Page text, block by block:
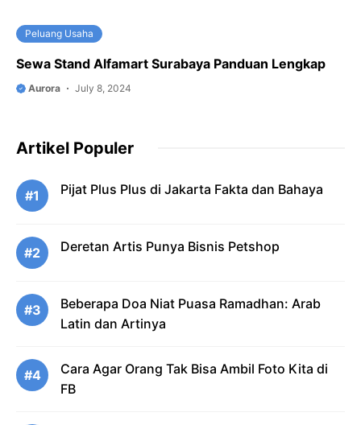
Peluang Usaha
Sewa Stand Alfamart Surabaya Panduan Lengkap
Aurora July 8, 2024
Artikel Populer
#1 Pijat Plus Plus di Jakarta Fakta dan Bahaya
#2 Deretan Artis Punya Bisnis Petshop
#3
Beberapa Doa Niat Puasa Ramadhan: Arab
Latin dan Artinya
#4
Cara Agar Orang Tak Bisa Ambil Foto Kita di
FB